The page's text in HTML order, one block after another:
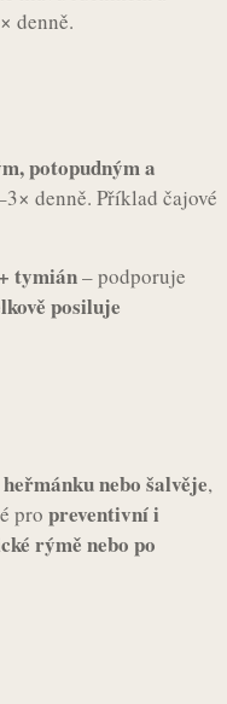
denně.
potopudným a
denně. Příklad čajové
tymián– podporuje
posiluje
nebo šalvěje,
pro preventivní i
rýmě nebo po